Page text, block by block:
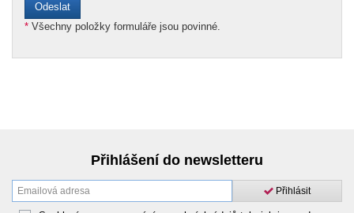
* Všechny položky formuláře jsou povinné.
Přihlášení do newsletteru
Přihlásit